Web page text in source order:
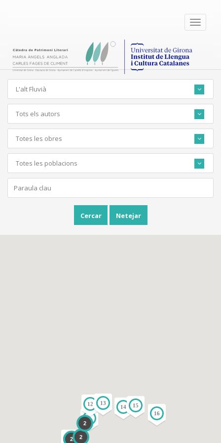
Toggle
L'alt Fluvià
Tots els autors
Totes les obres
Totes les poblacions
Cercar Netejar
4
9
12 13
14
15
16
2 2
2